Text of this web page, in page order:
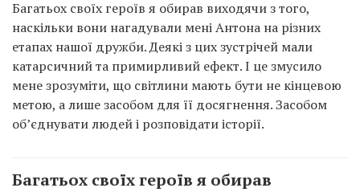
Багатьох своїх героїв я обирав виходячи з того,
наскільки вони нагадували мені Антона на різних
етапах нашої дружби. Деякі з цих зустрічей мали
катарсичний та примирливий ефект. І це змусило
мене зрозуміти, що світлини мають бути не кінцевою
метою, а лише засобом для її досягнення. Засобом
об’єднувати людей і розповідати історії.
Багатьох своїх героїв я обирав